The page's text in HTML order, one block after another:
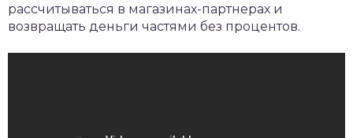
рассчитываться в магазинах-партнерах и
возвращать деньги частями без процентов.